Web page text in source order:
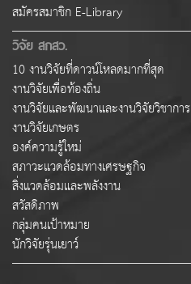
สมัครสมาชิก E-Library
วิจัย สกสว.
10 งานวิจัยที่ดาวน์โหลดมากที่สุด
งานวิจัยเพื่อท้องถิ่น
งานวิจัยและพัฒนาและงานวิจัยวิชาการ
งานวิจัยเกษตร
องค์ความรู้ใหม่
สภาวะแวดล้อมทางเศรษฐกิจ
สิ่งแวดล้อมและพลังงาน
สวัสดิภาพ
กลุ่มคนเป้าหมาย
นักวิจัยรุ่นเยาว์